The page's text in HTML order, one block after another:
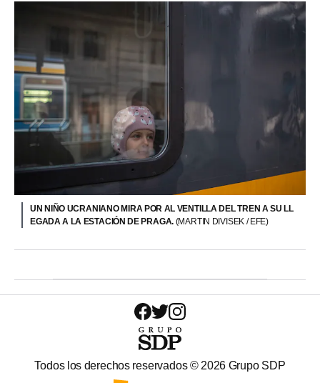
UN NIÑO UCRANIANO MIRA POR AL VENTILLA DEL TREN A SU LL
EGADA A LA ESTACIÓN DE PRAGA. (MARTIN DIVISEK / EFE)
Todos los derechos reservados © 2026 Grupo SDP